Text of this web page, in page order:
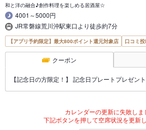
和と洋の融合♪創作料理を楽しめる居酒屋☆
4001～5000円
JR常磐線荒川沖駅東口より徒歩約7分
【アプリ予約限定】最大800ポイント還元対象店 口コミ
クーポン
【記念日の方限定！】 記念日プレートプレゼン
カレンダーの更新に失敗しま
下記ボタンを押して空席状況を更新し